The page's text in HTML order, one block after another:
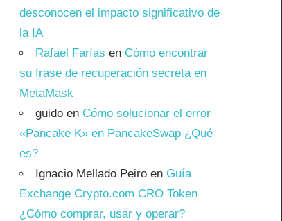
desconocen el impacto significativo de
la IA
Rafael Farías en Cómo encontrar
su frase de recuperación secreta en
MetaMask
guidoen Cómo solucionar el error
«Pancake K» en PancakeSwap ¿Qué
es?
Ignacio Mellado Peiroen Guía
Exchange Crypto.com CRO Token
¿Cómo comprar, usar y operar?